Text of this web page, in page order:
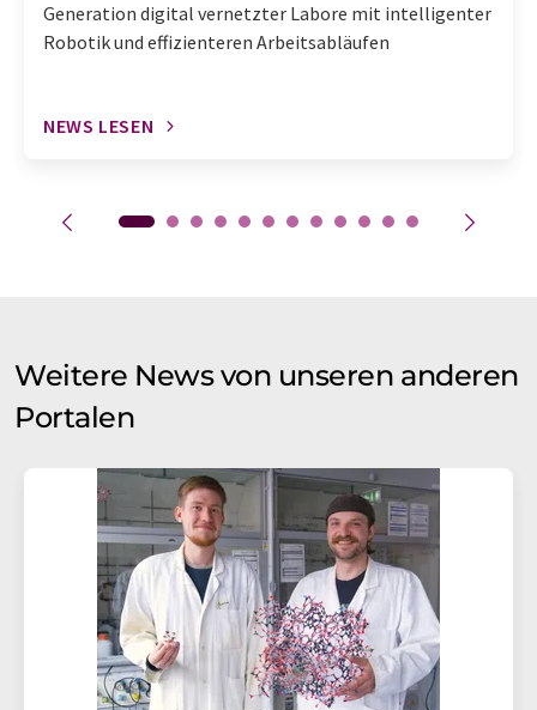
Generation digital vernetzter Labore mit intelligenter
Robotik und effizienteren Arbeitsabläufen
NEWS LESEN
Weitere News von unseren anderen
Portalen